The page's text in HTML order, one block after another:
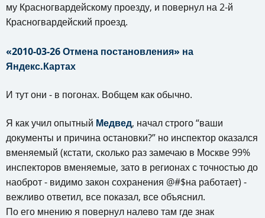
му Красногвардейскому проезду, и повернул на 2-й
Красногвардейский проезд.
«2010-03-26 Отмена постановления» на
Яндекс.Картах
И тут они - в погонах. Вобщем как обычно.
Я как учил опытный Медвед, начал строго “ваши
документы и причина остановки?” но инспектор оказался
вменяемый (кстати, сколько раз замечаю в Москве 99%
инспекторов вменяемые, зато в регионах с точностью до
наоброт - видимо закон сохранения @#$на работает) -
вежливо ответил, все показал, все объяснил.
По его мнению я повернул налево там где знак